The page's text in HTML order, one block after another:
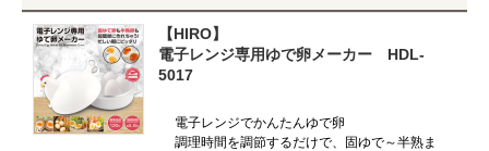
【HIRO】
電子レンジ専用ゆで卵メーカー HDL-
5017
電子レンジでかんたんゆで卵
調理時間を調節するだけで、固ゆで～半熟ま